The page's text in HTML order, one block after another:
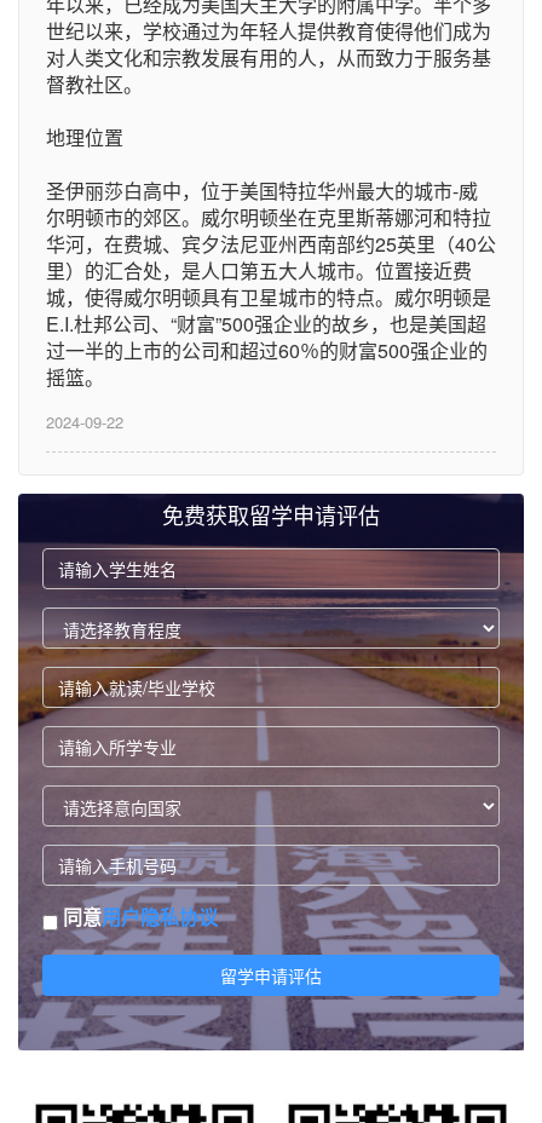
世纪以来，学校通过为年轻人提供教育使得他们成为
对人类文化和宗教发展有用的人，从而致力于服务基
督教社区。
地理位置
圣伊丽莎白高中，位于美国特拉华州最大的城市-威
尔明顿市的郊区。威尔明顿坐在克里斯蒂娜河和特拉
华河，在费城、宾夕法尼亚州西南部约25英里（40公
里）的汇合处，是人口第五大人城市。位置接近费
城，使得威尔明顿具有卫星城市的特点。威尔明顿是
E.I.杜邦公司、“财富”500强企业的故乡，也是美国超
过一半的上市的公司和超过60％的财富500强企业的
摇篮。
2024-09-22
免费获取留学申请评估
同意用户隐私协议
留学申请评估